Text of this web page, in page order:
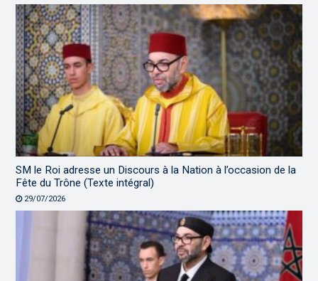
SM le Roi adresse un Discours à la Nation à l’occasion de la
Fête du Trône (Texte intégral)
29/07/2026